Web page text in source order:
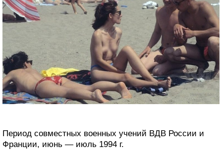
Период совместных военных учений ВДВ России и
Франции, июнь — июль 1994 г.